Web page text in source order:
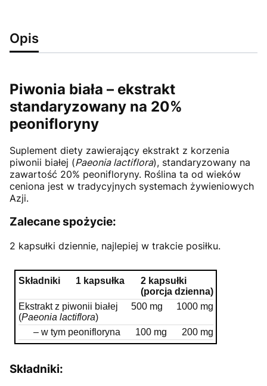
Opis
Piwonia biała – ekstrakt
standaryzowany na 20%
peonifloryny
Suplement diety zawierający ekstrakt z korzenia
piwonii białej (Paeonia lactiflora), standaryzowany na
zawartość 20% peonifloryny. Roślina ta od wieków
ceniona jest w tradycyjnych systemach żywieniowych
Azji.
Zalecane spożycie:
2 kapsułki dziennie, najlepiej w trakcie posiłku.
Składniki 1 kapsułka
2 kapsułki
(porcja dzienna)
Ekstrakt z piwonii białej
(Paeonia lactiflora)
500 mg 1000 mg
– w tym peonifloryna 100 mg 200 mg
Składniki: